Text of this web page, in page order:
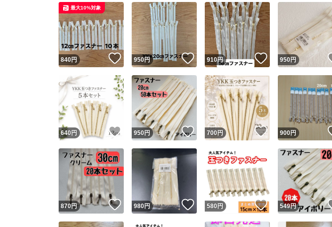
840円 いいね！
最大10%対象
950円 いいね！
910円 いいね！
950円
640 円 いいね！
950円 いいね！
700円 いいね！
900円
870円 いいね！
980円 いいね！
580 円 いいね！
549円